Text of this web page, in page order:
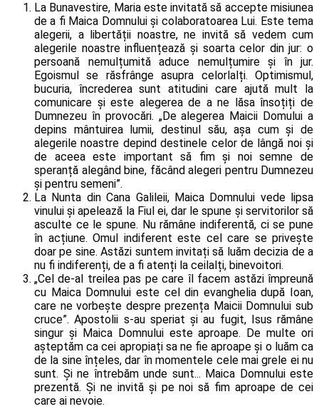
La Bunavestire, Maria este invitată să accepte misiunea
de a fi Maica Domnului și colaboratoarea Lui. Este tema
alegerii, a libertății noastre, ne invită să vedem cum
alegerile noastre influențează și soarta celor din jur: o
persoană nemulțumită aduce nemulțumire și în jur.
Egoismul se răsfrânge asupra celorlalți. Optimismul,
bucuria, încrederea sunt atitudini care ajută mult la
comunicare și este alegerea de a ne lăsa însoțiți de
Dumnezeu în provocări. „De alegerea Maicii Domului a
depins mântuirea lumii, destinul său, așa cum și de
alegerile noastre depind destinele celor de lângă noi și
de aceea este important să fim și noi semne de
speranță alegând bine, făcând alegeri pentru Dumnezeu
și pentru semeni”.
La Nunta din Cana Galileii, Maica Domnului vede lipsa
vinului și apelează la Fiul ei, dar le spune și servitorilor să
asculte ce le spune. Nu rămâne indiferentă, ci se pune
în acțiune. Omul indiferent este cel care se privește
doar pe sine. Astăzi suntem invitați să luăm decizia de a
nu fi indiferenți, de a fi atenți la ceilalți, binevoitori.
„Cel de-al treilea pas pe care îl facem astăzi împreună
cu Maica Domnului este cel din evanghelia după Ioan,
care ne vorbește despre prezența Maicii Domnului sub
cruce”. Apostolii s-au speriat și au fugit, Isus rămâne
singur și Maica Domnului este aproape. De multe ori
așteptăm ca cei apropiați sa ne fie aproape și o luăm ca
de la sine înțeles, dar în momentele cele mai grele ei nu
sunt. Și ne întrebăm unde sunt... Maica Domnului este
prezentă. Și ne invită și pe noi să fim aproape de cei
care ai nevoie.